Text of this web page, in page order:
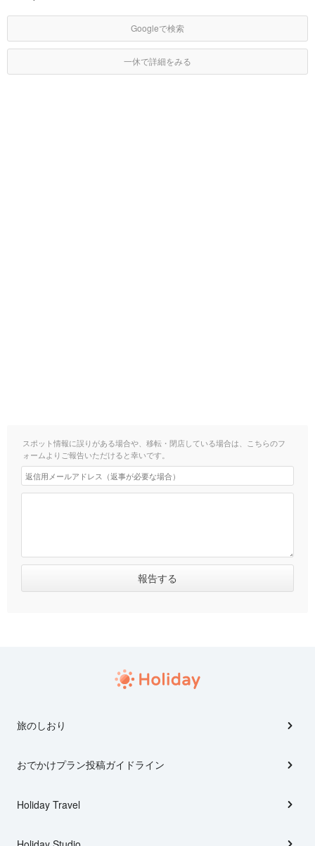
Googleで検索
一休で詳細をみる
スポット情報に誤りがある場合や、移転・閉店している場合は、こちらのフ
ォームよりご報告いただけると幸いです。
旅のしおり
おでかけプラン投稿ガイドライン
Holiday Travel